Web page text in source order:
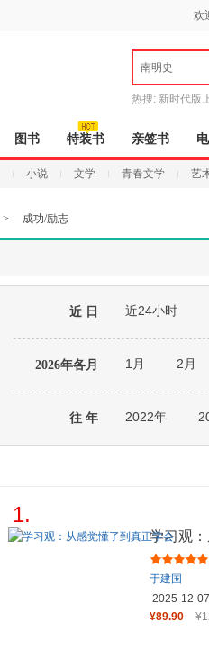
欢
南明史
热搜: 新时代版
图书 特装书 亲签书
小说 文学 青春文学 艺
> 成功/励志
近 日 近24小时
2026年各月 1月 2月
往 年 2022年
1.
学习观
于建国
2025-12-07
¥89.90